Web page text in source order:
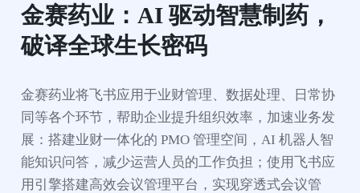
金赛药业：AI 驱动智慧制药，
破译全球生长密码
金赛药业将飞书应用于业财管理、数据处理、日常协
同等各个环节，帮助企业提升组织效率，加速业务发
展：搭建业财一体化的 PMO 管理空间，AI 机器人智
能知识问答，减少运营人员的工作负担；使用飞书应
用引擎搭建高效会议管理平台，实现穿透式会议管